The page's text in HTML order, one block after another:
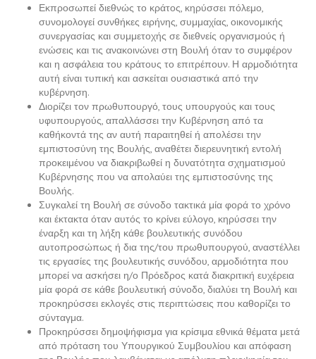
Εκπροσωπεί διεθνώς το κράτος, κηρύσσει πόλεμο,
συνομολογεί συνθήκες ειρήνης, συμμαχίας, οικονομικής
συνεργασίας και συμμετοχής σε διεθνείς οργανισμούς ή
ενώσεις και τις ανακοινώνει στη Βουλή όταν το συμφέρον
και η ασφάλεια του κράτους το επιτρέπουν. Η αρμοδιότητα
αυτή είναι τυπική και ασκείται ουσιαστικά από την
κυβέρνηση.
Διορίζει τον πρωθυπουργό, τους υπουργούς και τους
υφυπουργούς, απαλλάσσει την Κυβέρνηση από τα
καθήκοντά της αν αυτή παραιτηθεί ή απολέσει την
εμπιστοσύνη της Βουλής, αναθέτει διερευνητική εντολή
προκειμένου να διακριβωθεί η δυνατότητα σχηματισμού
Κυβέρνησης που να απολαύει της εμπιστοσύνης της
Βουλής.
Συγκαλεί τη Βουλή σε σύνοδο τακτικά μία φορά το χρόνο
και έκτακτα όταν αυτός το κρίνει εύλογο, κηρύσσει την
έναρξη και τη λήξη κάθε βουλευτικής συνόδου
αυτοπροσώπως ή δια της/του πρωθυπουργού, αναστέλλει
τις εργασίες της βουλευτικής συνόδου, αρμοδιότητα που
μπορεί να ασκήσει η/ο Πρόεδρος κατά διακριτική ευχέρεια
μία φορά σε κάθε βουλευτική σύνοδο, διαλύει τη Βουλή και
προκηρύσσει εκλογές στις περιπτώσεις που καθορίζει το
σύνταγμα.
Προκηρύσσει δημοψήφισμα για κρίσιμα εθνικά θέματα μετά
από πρόταση του Υπουργικού Συμβουλίου και απόφαση